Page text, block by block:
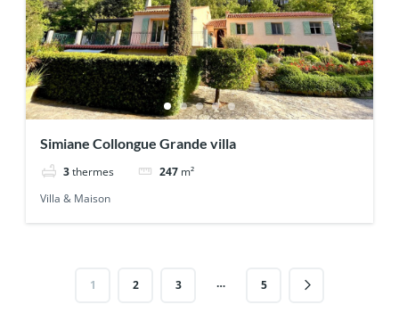
Simiane Collongue Grande villa
3 thermes 247 m²
Villa & Maison
1 2 3 … 5